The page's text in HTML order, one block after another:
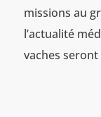
missions au
l’actualité
vaches